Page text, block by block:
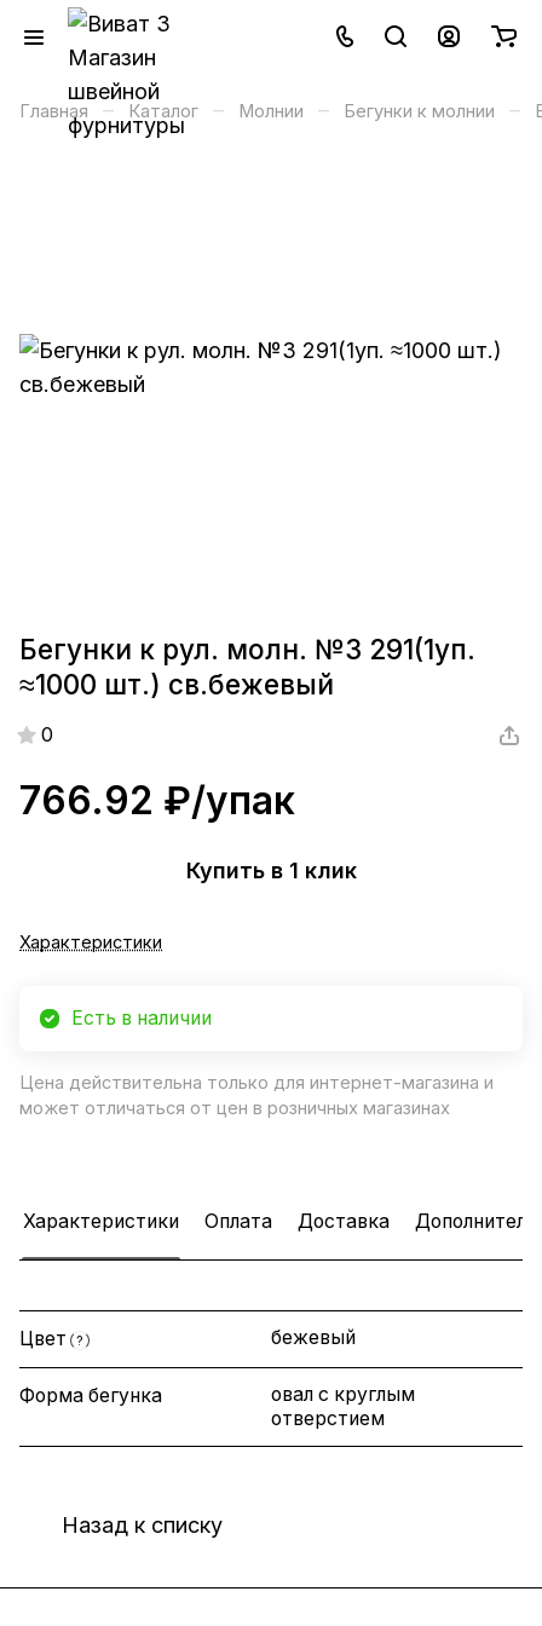
Главная – Каталог – Молнии – Бегунки к молнии –
Бегунки к рул. молн. №3 291(1уп.
≈1000 шт.) св.бежевый
0
766.92 ₽/упак
Купить в 1 клик
Характеристики
Есть в наличии
Цена действительна только для интернет-магазина и
может отличаться от цен в розничных магазинах
Характеристики Оплата Доставка
Цвет ? бежевый
Форма бегунка
овал с круглым
отверстием
Назад к списку